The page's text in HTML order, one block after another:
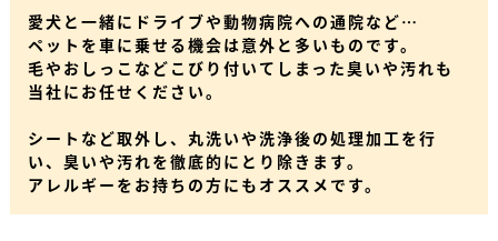
愛犬と一緒にドライブや動物病院への通院など…
ペットを車に乗せる機会は意外と多いものです。
毛やおしっこなどこびり付いてしまった臭いや汚れも
当社にお任せください。
シートなど取外し、丸洗いや洗浄後の処理加工を行
い、臭いや汚れを徹底的にとり除きます。
アレルギーをお持ちの方にもオススメです。